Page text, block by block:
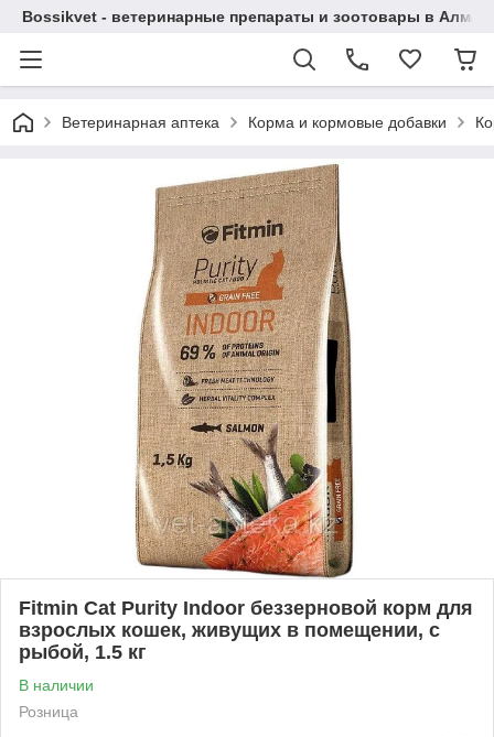
Bossikvet - ветеринарные препараты и зоотовары в
Ветеринарная аптека Корма и кормовые добавки
Fitmin Cat Purity Indoor беззерновой корм для
взрослых кошек, живущих в помещении, с
рыбой, 1.5 кг
В наличии
Розница